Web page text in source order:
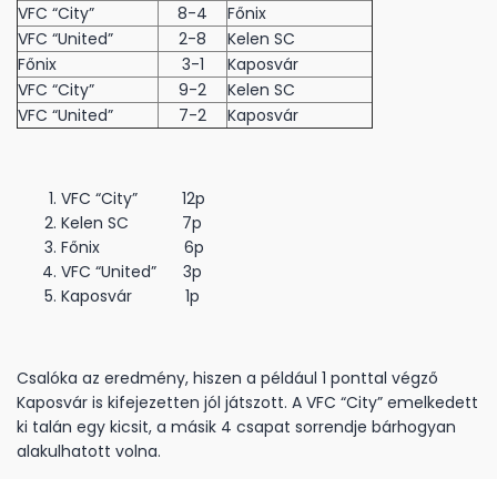
VFC “City”
8-4
Főnix
VFC “United”
2-8
Kelen SC
Főnix
3-1
Kaposvár
VFC “City”
9-2
Kelen SC
VFC “United”
7-2 Kaposvár
VFC “City” 12p
Kelen SC 7p
Főnix 6p
VFC “United” 3p
Kaposvár 1p
Csalóka az eredmény, hiszen a például 1 ponttal végző
Kaposvár is kifejezetten jól játszott. A VFC “City” emelkedett
ki talán egy kicsit, a másik 4 csapat sorrendje bárhogyan
alakulhatott volna.